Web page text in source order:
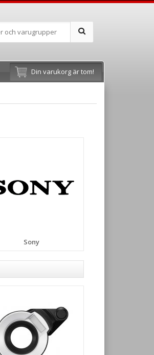
Din varukorg är tom!
Sony